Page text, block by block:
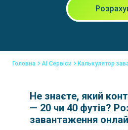
Головна AI Сервіси Калькулятор
Не знаєте, який
— 20 чи 40 футів?
завантаження